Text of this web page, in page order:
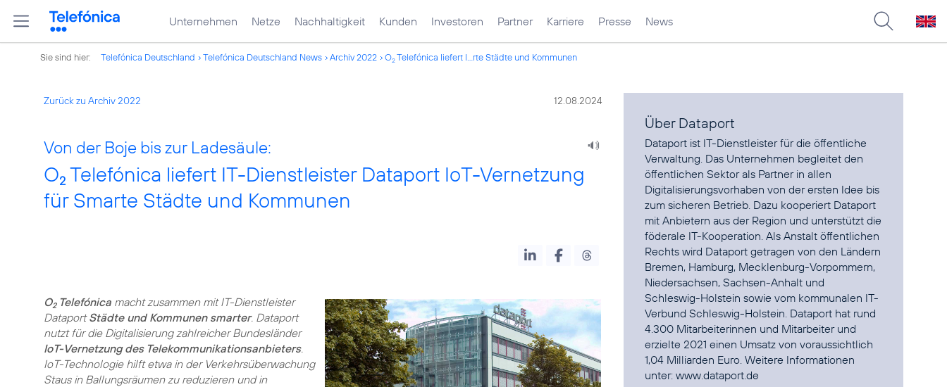
Unternehmen Netze Nachhaltigkeit Kunden Investoren Partner Karriere Presse News
Sie sind hier: Telefónica Deutschland Telefónica Deutschland News Archiv 2022 O2Telefónica liefert I...rte Städte und Kommunen
Zurück zu Archiv 2022 12.08.2024
Von der Boje bis zur Ladesäule:
O2 Telefónica liefert IT-Dienstleister Dataport IoT-Vernetzung
für Smarte Städte und Kommunen
O2Telefónica macht zusammen mit IT-Dienstleister
DataportStädte und Kommunen smarter. Dataport
nutzt für die Digitalisierung zahlreicher Bundesländer
IoT-Vernetzung des Telekommunikationsanbieters.
IoT-Technologie hilft etwa in der Verkehrsüber­wachung
Staus in Ballungsräumen zu reduzieren und in
Über Dataport
Dataport ist IT-Dienstleister für die öffentliche
Verwaltung. Das Unternehmen begleitet den
öffentlichen Sektor als Partner in allen
Digitalisierungsvorhaben von der ersten Idee bis
zum sicheren Betrieb. Dazu kooperiert Dataport
mit Anbietern aus der Region und unterstützt die
föderale IT-Kooperation. Als Anstalt öffentlichen
Rechts wird Dataport getragen von den Ländern
Bremen, Hamburg, Mecklenburg-Vorpommern,
Niedersachsen, Sachsen-Anhalt und
Schleswig-Holstein sowie vom kommunalen IT-
Verbund Schleswig-Holstein. Dataport hat rund
4.300 Mitarbeiterinnen und Mitarbeiter und
erzielte 2021 einen Umsatz von voraussichtlich
1,04 Milliarden Euro. Weitere Informationen
unter:www.dataport.de